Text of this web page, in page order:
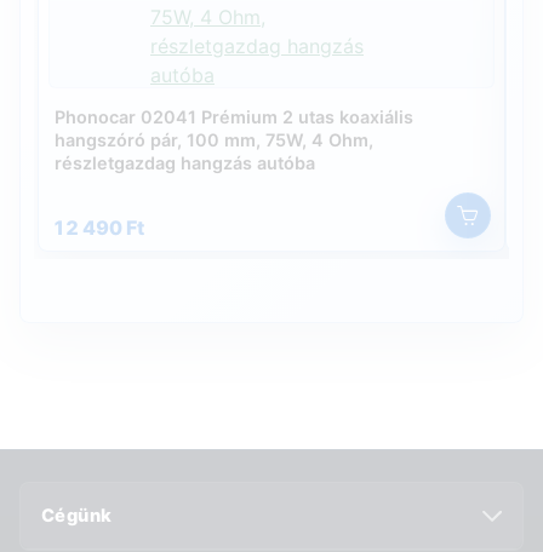
Phonocar 02041 Prémium 2 utas koaxiális
hangszóró pár, 100 mm, 75W, 4 Ohm,
részletgazdag hangzás autóba
12 490 Ft
Cégünk